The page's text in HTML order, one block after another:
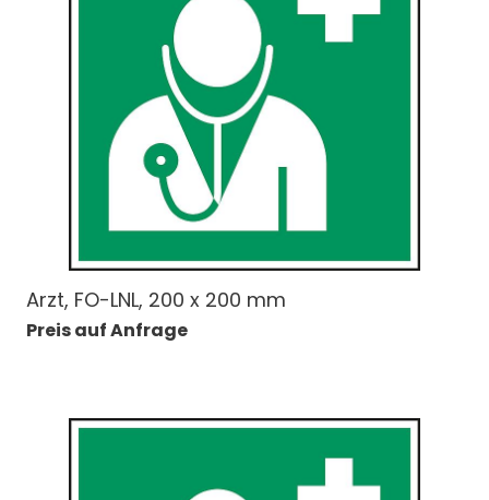
Arzt, FO-LNL, 200 x 200 mm
Preis auf Anfrage